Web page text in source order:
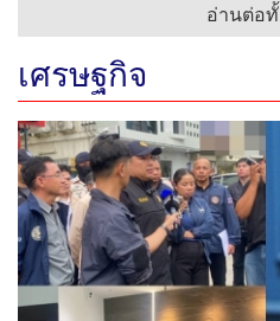
อ่านต่อ
เศรษฐกิจ